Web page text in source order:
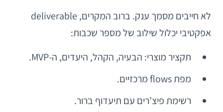
לא חייבים מסמך ענק. ברוב המקרים, deliverable
אפקטיבי יכלול שילוב של מספר שכבות:
תקציר מוצרי: הבעיה, הקהל, היעדים, ה-MVP.
מפת flows מרכזיים.
רשימת פיצ’רים עם תיעדוף ברור.